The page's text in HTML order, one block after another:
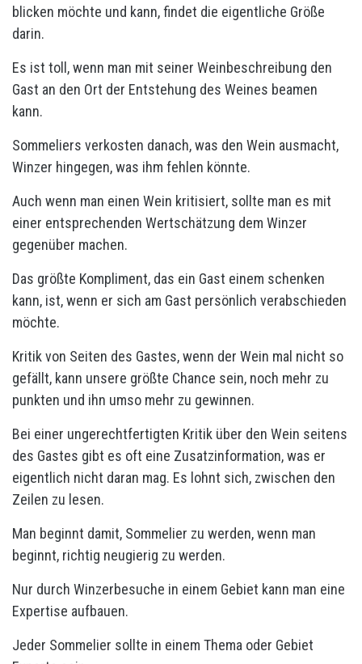
blicken möchte und kann, findet die eigentliche Größe
darin.
Es ist toll, wenn man mit seiner Weinbeschreibung den
Gast an den Ort der Entstehung des Weines beamen
kann.
Sommeliers verkosten danach, was den Wein ausmacht,
Winzer hingegen, was ihm fehlen könnte.
Auch wenn man einen Wein kritisiert, sollte man es mit
einer entsprechenden Wertschätzung dem Winzer
gegenüber machen.
Das größte Kompliment, das ein Gast einem schenken
kann, ist, wenn er sich am Gast persönlich verabschieden
möchte.
Kritik von Seiten des Gastes, wenn der Wein mal nicht so
gefällt, kann unsere größte Chance sein, noch mehr zu
punkten und ihn umso mehr zu gewinnen.
Bei einer ungerechtfertigten Kritik über den Wein seitens
des Gastes gibt es oft eine Zusatzinformation, was er
eigentlich nicht daran mag. Es lohnt sich, zwischen den
Zeilen zu lesen.
Man beginnt damit, Sommelier zu werden, wenn man
beginnt, richtig neugierig zu werden.
Nur durch Winzerbesuche in einem Gebiet kann man eine
Expertise aufbauen.
Jeder Sommelier sollte in einem Thema oder Gebiet